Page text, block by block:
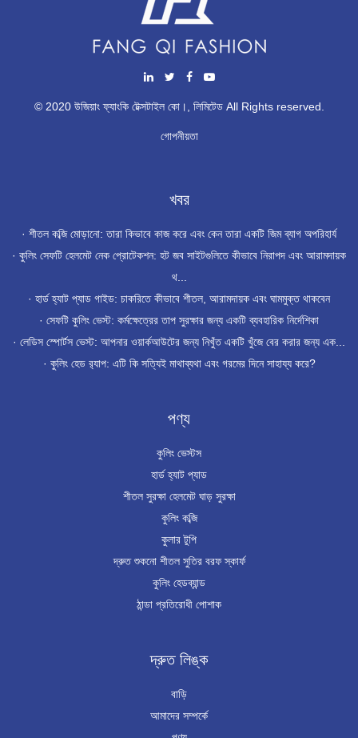
© 2020 উজিয়াং ফ্যাংকি টেক্সটাইল কো।, লিমিটেড All Rights reserved.
গোপনীয়তা
খবর
· শীতল কব্জি মোড়ানো: তারা কিভাবে কাজ করে এবং কেন তারা একটি জিম ব্যাগ অপরিহার্য
· কুলিং সেফটি হেলমেট নেক প্রোটেকশন: হট জব সাইটগুলিতে কীভাবে নিরাপদ এবং আরামদায়ক
থ...
· হার্ড হ্যাট প্যাড গাইড: চাকরিতে কীভাবে শীতল, আরামদায়ক এবং ঘামমুক্ত থাকবেন
· সেফটি কুলিং ভেস্ট: কর্মক্ষেত্রের তাপ সুরক্ষার জন্য একটি ব্যবহারিক নির্দেশিকা
· লেডিস স্পোর্টস ভেস্ট: আপনার ওয়ার্কআউটের জন্য নিখুঁত একটি খুঁজে বের করার জন্য এক...
· কুলিং হেড র‍্যাপ: এটি কি সত্যিই মাথাব্যথা এবং গরমের দিনে সাহায্য করে?
পণ্য
কুলিং ভেস্টস
হার্ড হ্যাট প্যাড
শীতল সুরক্ষা হেলমেট ঘাড় সুরক্ষা
কুলিং কব্জি
কুলার টুপি
দ্রুত শুকনো শীতল সুতির বরফ স্কার্ফ
কুলিং হেডব্যান্ড
ঠান্ডা প্রতিরোধী পোশাক
দ্রুত লিঙ্ক
বাড়ি
আমাদের সম্পর্কে